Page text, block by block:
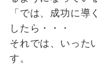
「では、成功に
したら・・・
それでは、いった
す。